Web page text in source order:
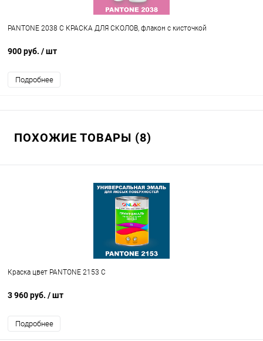
PANTONE 2038 C КРАСКА ДЛЯ СКОЛОВ, флакон с кисточкой
900 руб. / шт
Подробнее
ПОХОЖИЕ ТОВАРЫ (8)
Краска цвет PANTONE 2153 C
3 960 руб. / шт
Подробнее